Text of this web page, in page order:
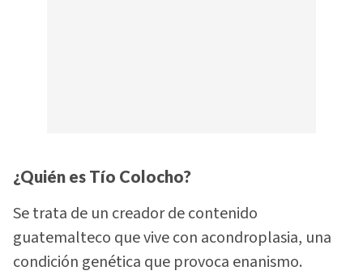
¿Quién es Tío Colocho?
Se trata de un creador de contenido
guatemalteco que vive con acondroplasia, una
condición genética que provoca enanismo.